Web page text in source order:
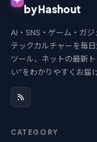
by Hashout
AI・SNS・ゲーム・ガ
テックカルチャーを毎
ツール、ネットの最新
い”をわかりやすくお届
CATEGORY